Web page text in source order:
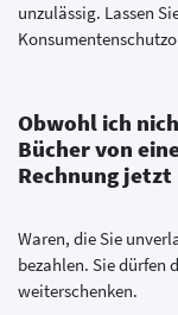
unzulässig. Lassen
Obwohl ich
Bücher von
Rechnung jetzt
Waren, die Sie
bezahlen. Sie dürfen
weiterschenken.